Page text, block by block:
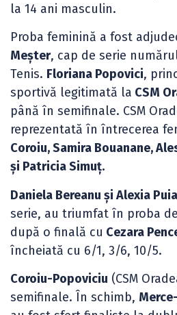
la 14 ani masculin.
Proba feminină a fost
Meșter, cap de serie
Tenis. Floriana Popovici,
sportivă legitimată la CSM
până în semifinale. CSM
reprezentată în întrecerea
Coroiu, Samira Bouanane,
și Patricia Simuț.
Daniela Bereanu și Alexia
serie, au triumfat în proba
după o finală cu Cezara
încheiată cu 6/1, 3/6, 10/5.
Coroiu-Popoviciu (CSM
semifinale. În schimb,